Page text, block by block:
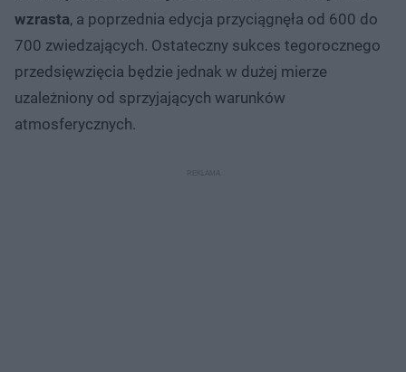
wzrasta, a poprzednia edycja przyciągnęła od 600 do
700 zwiedzających. Ostateczny sukces tegorocznego
przedsięwzięcia będzie jednak w dużej mierze
uzależniony od sprzyjających warunków
atmosferycznych.